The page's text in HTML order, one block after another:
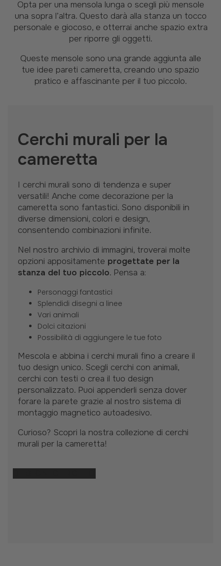
Opta per una mensola lunga o scegli più mensole
una sopra l’altra. Questo darà alla stanza un tocco
personale e giocoso, e otterrai anche spazio extra
per riporre gli oggetti.
Queste mensole sono una grande aggiunta alle
tue idee pareti cameretta, creando uno spazio
pratico e affascinante per il tuo piccolo.
Cerchi murali per la
cameretta
I cerchi murali sono di tendenza e super
versatili! Anche come decorazione per la
cameretta sono fantastici. Sono disponibili in
diverse dimensioni, colori e design,
consentendo combinazioni infinite.
Nel nostro archivio di immagini, troverai molte
opzioni appositamente progettate per la
stanza del tuo piccolo. Pensa a:
Personaggi fantastici
Splendidi disegni a linee
Vari animali
Dolci citazioni
Possibilità di aggiungere le tue foto
Mescola e abbina i cerchi murali fino a creare il
tuo design unico. Scegli cerchi con animali,
cerchi con testi o crea il tuo design
personalizzato. Puoi appenderli senza dover
forare la parete grazie al nostro sistema di
montaggio magnetico autoadesivo.
Curioso? Scopri la nostra collezione di cerchi
murali per la cameretta!